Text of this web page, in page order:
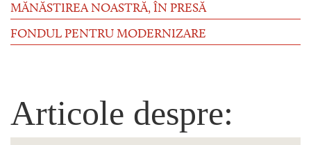
MĂNĂSTIREA NOASTRĂ, ÎN PRESĂ
FONDUL PENTRU MODERNIZARE
Articole despre: